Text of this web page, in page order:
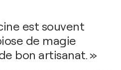
est souvent
de magie
bon artisanat. »